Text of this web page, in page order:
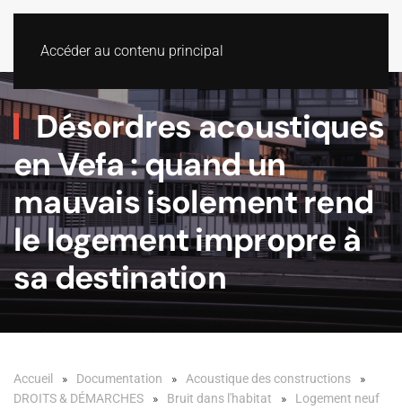
Accéder au contenu principal
Désordres acoustiques
en Vefa : quand un
mauvais isolement rend
le logement impropre à
sa destination
Accueil Documentation
Acoustique des constructions
DROITS & DÉMARCHES
Bruit dans l'habitat
Logement neuf